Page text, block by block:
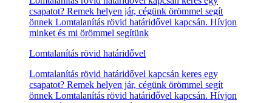
csapatot? Remek helyen jár, cégünk örömmel segít
önnek Lomtalanítás rövid határidővel kapcsán. Hívjon
minket és mi örömmel segítünk
Lomtalanítás rövid határidővel
Lomtalanítás rövid határidővel kapcsán keres egy
csapatot? Remek helyen jár, cégünk örömmel segít
önnek Lomtalanítás rövid határidővel kapcsán. Hívjon